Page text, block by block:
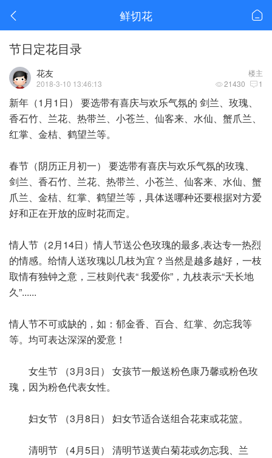
鲜切花
节日定花目录
楼主
花友
21430 1
2018-3-10 13:46:13
新年（1月1日） 要选带有喜庆与欢乐气氛的 剑兰、玫瑰、
香石竹、兰花、热带兰、小苍兰、仙客来、水仙、蟹爪兰、
红掌、金桔、鹤望兰等。
春节（阴历正月初一） 要选带有喜庆与欢乐气氛的玫瑰、
剑兰、香石竹、兰花、热带兰、小苍兰、仙客来、水仙、蟹
爪兰、金桔、红掌、鹤望兰等，具体送哪种还要根据对方爱
好和正在开放的应时花而定。
情人节（2月14日）情人节送公色玫瑰的最多,表达专一热烈
的情感。给情人送玫瑰以几枝为宜？当然是越多越好，一枝
取情有独钟之意，三枝则代表“ 我爱你”，九枝表示“天长地
久”......
情人节不可或缺的，如：郁金香、百合、红掌、勿忘我等
等。均可表达深深的爱意！
女生节 （3月3日） 女孩节一般送粉色康乃馨或粉色玫
瑰，因为粉色代表女性。
妇女节 （3月8日） 妇女节适合送组合花束或花篮。
清明节 （4月5日） 清明节送黄白菊花或勿忘我、兰